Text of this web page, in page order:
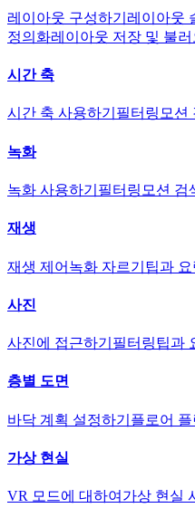
레이아웃 구성하기 레이아웃
정의화레이아웃 저장 및 불러
시간 축
시간 축 사용하기 필터링모션
녹화
녹화 사용하기 필터링 모션 검
재생
재생 제어 녹화 자르기 팁과 요
사진
사진에 접근하기 필터링팁과
층별 도면
바닥 계획 설정하기 플로어 플
가상 현실
VR 모드에 대하여 가상 현실